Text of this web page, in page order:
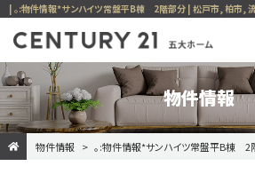
物件情報
物件情報 ｡:物件情報*サンハイツ常盤平B棟 2